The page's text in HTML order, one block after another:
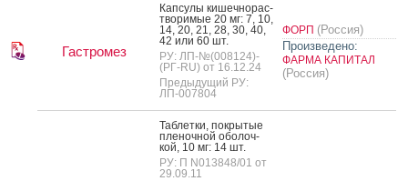
Гастромез
Кап­су­лы ки­шеч­но­рас­
тво­римые 20 мг: 7, 10,
14, 20, 21, 28, 30, 40,
42 или 60 шт.
РУ: ЛП-№(008124)-
(РГ-RU) от 16.12.24
Предыдущий РУ:
ЛП-007804
ФОРП (Россия)
Произведено:
ФАРМА КАПИТАЛ
(Россия)
Таб­летки, пок­ры­тые
пле­ноч­ной обо­лоч­
кой, 10 мг: 14 шт.
РУ: П N013848/01 от
29.09.11